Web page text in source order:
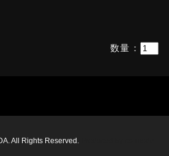
数量：
All Rights Reserved.